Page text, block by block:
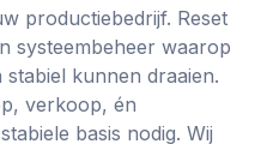
productiebedrijf. Reset
systeembeheer waarop
kunnen draaien.
verkoop, én
basis nodig. Wij